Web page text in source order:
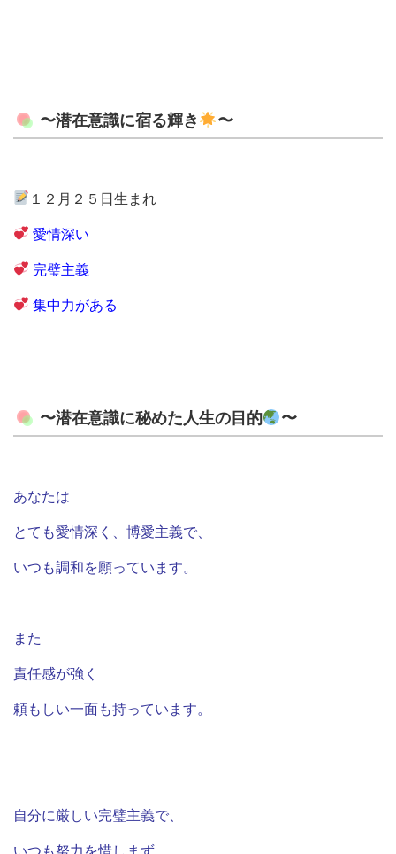
〜潜在意識に宿る輝き 〜
１２月２５日生まれ
愛情深い
完璧主義
集中力がある
〜潜在意識に秘めた人生の目的 〜
あなたは
とても愛情深く、博愛主義で、
いつも調和を願っています。
また
責任感が強く
頼もしい一面も持っています。
自分に厳しい完璧主義で、
いつも努力を惜しまず